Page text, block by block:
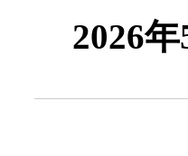
2026